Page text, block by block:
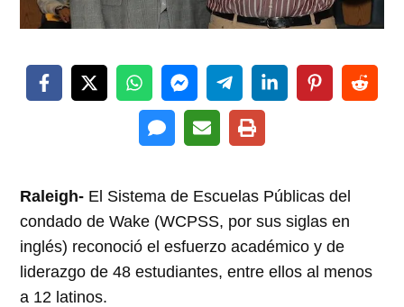
Raleigh- El Sistema de Escuelas Públicas del
condado de Wake (WCPSS, por sus siglas en
inglés) reconoció el esfuerzo académico y de
liderazgo de 48 estudiantes, entre ellos al menos
a 12 latinos.